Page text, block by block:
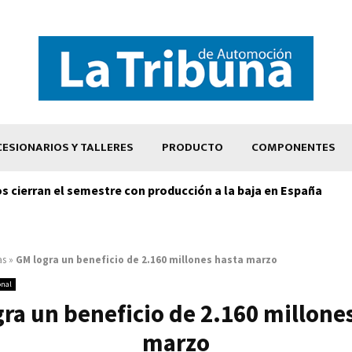
Y TALLERES PRODUCTO COMPONENTES
cierran el semestre con producción a la baja en España
» GM logra un beneficio de 2.160 millones hasta marzo
un beneficio de 2.160
marzo